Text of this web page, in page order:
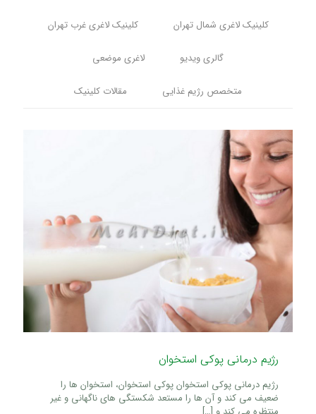
کلینیک لاغری شمال تهران کلینیک لاغری غرب تهران
گالری ویدیو لاغری موضعی
متخصص رژیم غذایی مقالات کلینیک
رژیم درمانی پوکی استخوان
رژیم درمانی پوکی استخوان پوکی استخوان، استخوان ها را
ضعیف می کند و آن ها را مستعد شکستگی های ناگهانی و غیر